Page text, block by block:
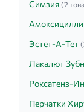
Симзия (2
Эстет-А-Тет
Лакалют
Роксатенз-
Перчатки